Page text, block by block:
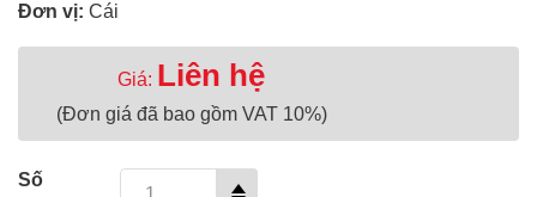
Đơn vị: Cái
Giá: Liên hệ
(Đơn giá đã bao gồm VAT 10%)
Số